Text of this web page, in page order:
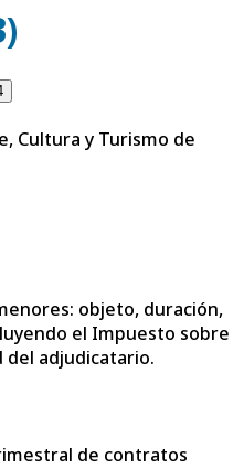
Cultura y Turismo de
objeto, duración,
el Impuesto sobre
del adjudicatario.
de contratos